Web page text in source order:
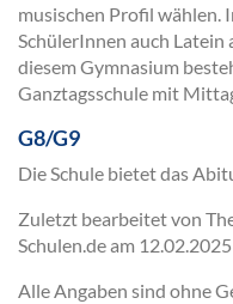
musischen Profil wählen.
SchülerInnen auch Latein
diesem Gymnasium
Ganztagsschule mit
G8/G9
Die Schule bietet das
Zuletzt bearbeitet von
Schulen.de am 12.02.2025
Alle Angaben sind ohne